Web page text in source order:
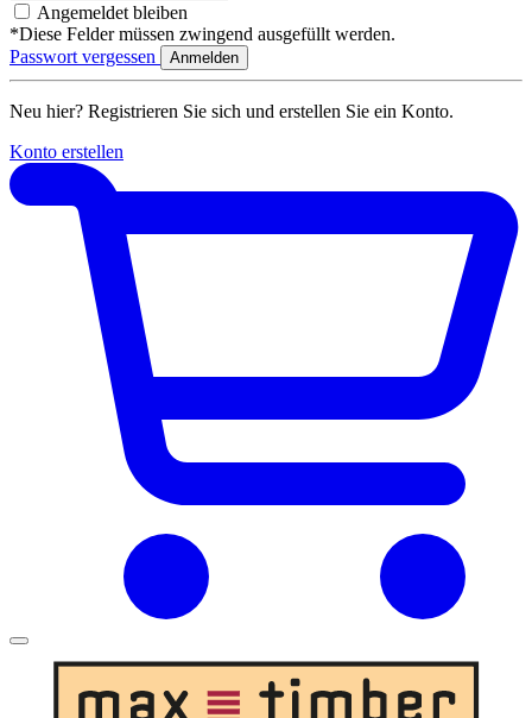
Angemeldet bleiben
*Diese Felder müssen zwingend ausgefüllt werden.
Passwort vergessen
Neu hier? Registrieren Sie sich und erstellen Sie ein Konto.
Konto erstellen